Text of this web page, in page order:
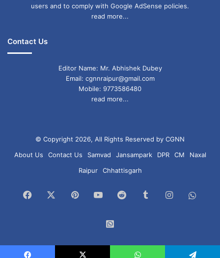
users and to comply with Google AdSense policies.
read more...
Contact Us
Editor Name: Mr. Abhishek Dubey
Email: cgnnraipur@gmail.com
Mobile: 9773586480
read more...
© Copyright 2026, All Rights Reserved by CGNN
About Us
Contact Us Samvad Jansampark DPR CM
Naxal
Raipur
Chhattisgarh
Facebook PinterestYouTubeReddit TumblrInstagram
Group